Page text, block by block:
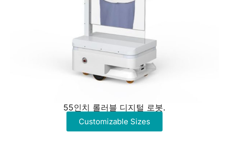
55인치 롤러블 디지털 로봇.
Customizable Sizes